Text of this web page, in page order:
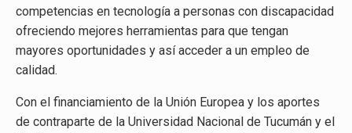
competencias en tecnología a personas con discapacidad
ofreciendo mejores herramientas para que tengan
mayores oportunidades y así acceder a un empleo de
calidad.
Con el financiamiento de la Unión Europea y los aportes
de contraparte de la Universidad Nacional de Tucumán y el